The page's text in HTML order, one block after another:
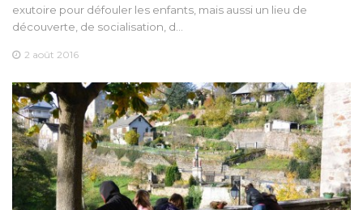
exutoire pour défouler les enfants, mais aussi un lieu de
découverte, de socialisation, d…
2 août 2016